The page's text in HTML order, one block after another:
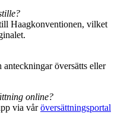
Haagkonventionen, vilket
översätts eller
online?
via våröversättningsportal